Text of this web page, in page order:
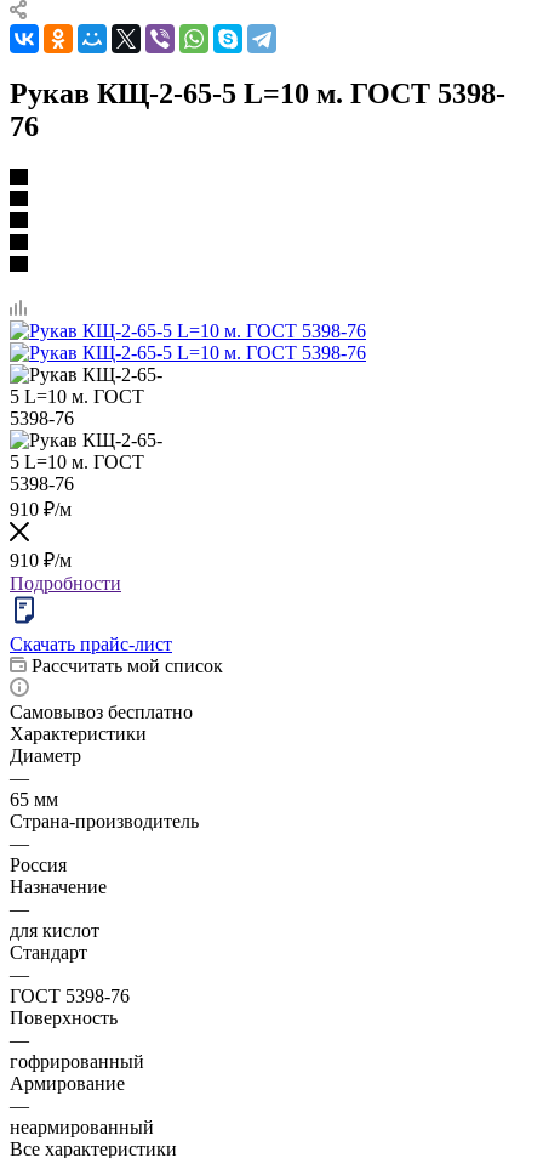
Рукав КЩ-2-65-5 L=10 м. ГОСТ 5398-
76
910 ₽/м
910 ₽/м
Подробности
Скачать прайс-лист
Рассчитать мой список
Самовывоз бесплатно
Характеристики
Диаметр
—
65 мм
Страна-производитель
—
Россия
Назначение
—
для кислот
Стандарт
—
ГОСТ 5398-76
Поверхность
—
гофрированный
Армирование
—
неармированный
Все характеристики